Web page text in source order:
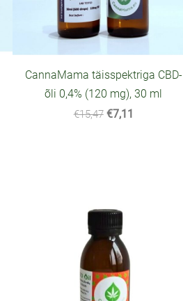
CannaMama täisspektriga CBD-
õli 0,4% (120 mg), 30 ml
€15,47 €7,11